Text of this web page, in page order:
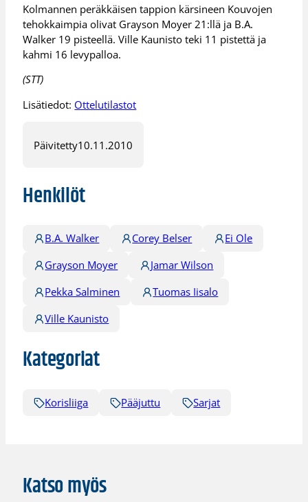
Kolmannen peräkkäisen tappion kärsineen Kouvojen
tehokkaimpia olivat Grayson Moyer 21:llä ja B.A.
Walker 19 pisteellä. Ville Kaunisto teki 11 pistettä ja
kahmi 16 levypalloa.
(STT)
Lisätiedot: Ottelutilastot
Päivitetty10.11.2010
Henkilöt
B.A. Walker Corey Belser
Ei Ole
Grayson Moyer
Jamar Wilson
Pekka Salminen
Tuomas Iisalo
Ville Kaunisto
Kategoriat
Korisliiga Pääjuttu Sarjat
Katso myös